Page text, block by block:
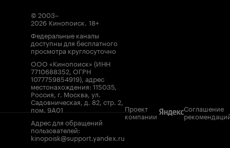
© 2003–
2026 Кинопоиск. 18+
Федеральные каналы
доступны для бесплатного
просмотра круглосуточно
ООО «Кинопоиск» (ИНН
7710688352, ОГРН
1077759854919), адрес
местонахождения: 115035,
Россия, г. Москва, ул.
Садовническая, д. 82, стр. 2,
пом. 9А01
Адрес для обращений
пользователей:
kinopoisk@support.yandex.ru
Проект
компании
Соглашение